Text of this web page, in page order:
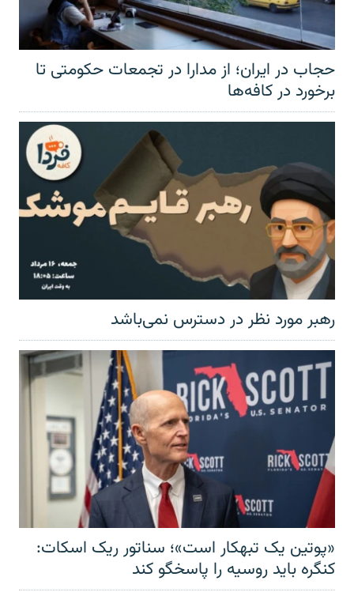
حجاب در ایران؛ از مدارا در تجمعات حکومتی تا
برخورد در کافه‌ها
رهبر مورد نظر در دسترس نمی‌باشد
«پوتین یک تبهکار است»؛ سناتور ریک اسکات:
کنگره باید روسیه را پاسخگو کند